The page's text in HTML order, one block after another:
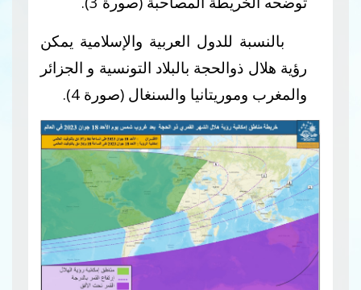
للدول العربية والإسلامية يمكن
بالبلاد التونسية و الجزائر
والسنغال (صورة 4).